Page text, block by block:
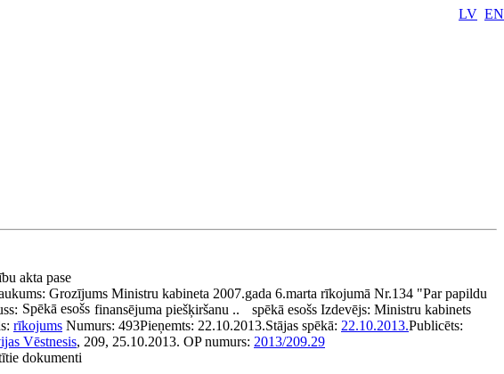
LV EN
akta pase
Grozījums Ministru kabineta 2007.gada 6.marta rīkojumā Nr.134 "Par papildu
finansējuma piešķiršanu ..
Spēkā esošs spēkā esošs Izdevējs: Ministru kabinets
rīkojums Numurs: 493Pieņemts: 22.10.2013.Stājas spēkā: 22.10.2013.Publicēts:
Vēstnesis, 209, 25.10.2013. OP numurs: 2013/209.29
dokumenti